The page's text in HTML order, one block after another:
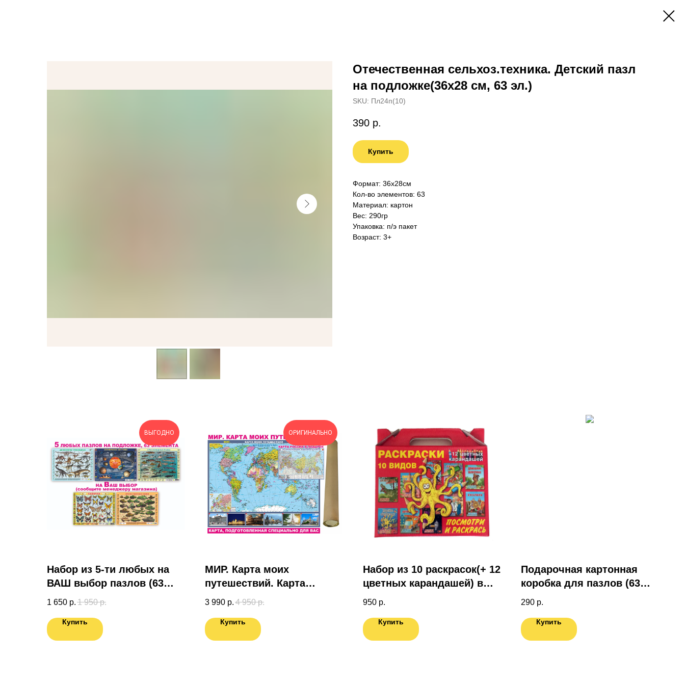
Отечественная сельхоз.техника. Детский пазл
на подложке(36х28 см, 63 эл.)
SKU: Пл24п(10)
390 р.
Купить
Формат: 36х28см
Кол-во элементов: 63
Материал: картон
Вес: 290гр
Упаковка: п/э пакет
Возраст: 3+
ВЫГОДНО
Набор из 5-ти любых на
ВАШ выбор пазлов (63
эл.)
1 650 р. 1 950 р.
Купить
ОРИГИНАЛЬНО
МИР. Карта моих
путешествий. Карта
подготовленная
Карта России в ПОДАРОК
3 990 р. 4 950 р.
Купить
Набор из 10 раскрасок(+ 12
цветных карандашей) в
подарочной коробке
950 р.
Купить
Подарочная картонная
коробка для пазлов (63
эл.)
290 р.
Купить